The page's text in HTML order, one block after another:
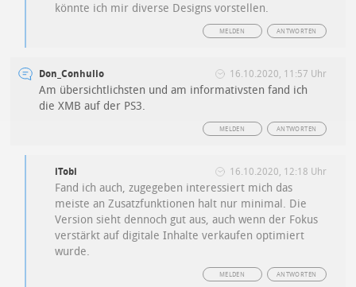
könnte ich mir diverse Designs vorstellen.
ANTWORTEN
MELDEN
Don_Conhulio 16.10.2020, 11:57 Uhr
Am übersichtlichsten und am informativsten fand ich
die XMB auf der PS3.
ANTWORTEN
MELDEN
iTobi 16.10.2020, 12:18 Uhr
Fand ich auch, zugegeben interessiert mich das
meiste an Zusatzfunktionen halt nur minimal. Die
Version sieht dennoch gut aus, auch wenn der Fokus
verstärkt auf digitale Inhalte verkaufen optimiert
wurde.
ANTWORTEN
MELDEN